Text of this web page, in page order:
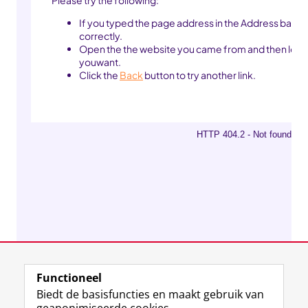
Functioneel
Biedt de basisfuncties en maakt gebruik van